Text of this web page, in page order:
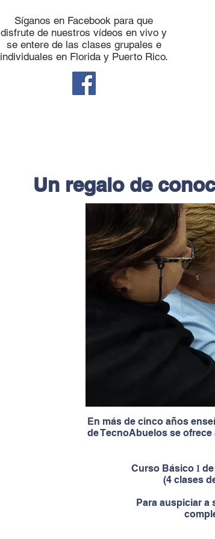
Síganos en Facebook para que
disfrute de nuestros vídeos en vivo y
se entere de las clases grupales e
individuales en Florida y Puerto Rico.
Un regalo de
En más de cinco años
de TecnoAbuelos se
Curso Básico I
(4 clases
Para auspiciar a